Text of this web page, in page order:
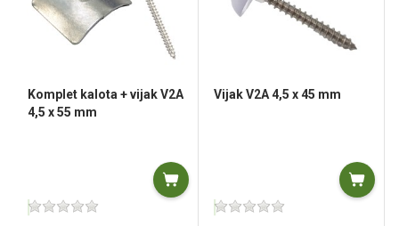
Komplet kalota + vijak V2A
4,5 x 55 mm
Vijak V2A 4,5 x 45 mm